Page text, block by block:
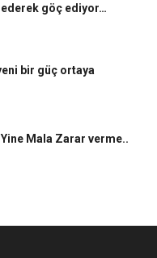
ederek göç ediyor…
bir güç ortaya
Yine Mala Zarar verme..